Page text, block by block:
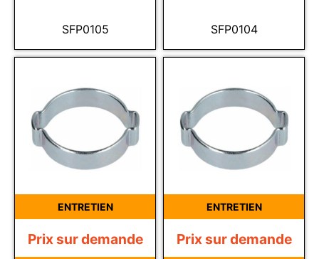
SFP0105 SFP0104
ENTRETIEN
Prix sur demande
ENTRETIEN
Prix sur demande